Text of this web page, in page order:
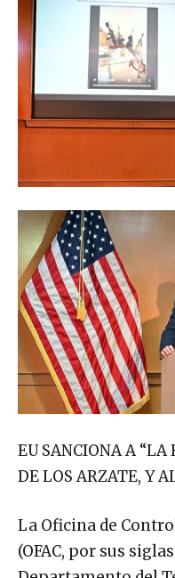
EU SANCIONA A “LA
DE LOS ARZATE, Y
La Oficina de
(OFAC, por sus